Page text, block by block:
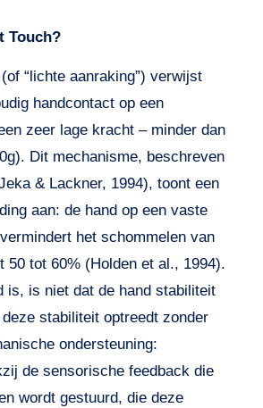
Touch?
(of “lichte aanraking”) verwijst
handcontact op een
zeer lage kracht – minder dan
Dit mechanisme, beschreven
& Lackner, 1994), toont een
aan: de hand op een vaste
het schommelen van
50 tot 60% (Holden et al., 1994).
is, is niet dat de hand stabiliteit
stabiliteit optreedt zonder
ondersteuning:
de sensorische feedback die
wordt gestuurd, die deze